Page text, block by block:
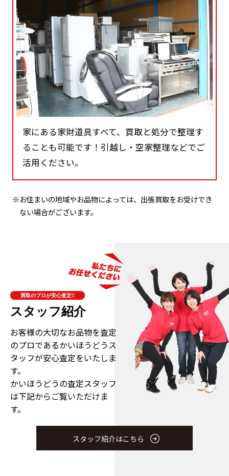
家にある家財道具すべて、買取と処分で整理す
ることも可能です！引越し・空家整理などでご
活用ください。
※お住まいの地域やお品物によっては、出張買取をお受けでき
ない場合がございます。
買取のプロが安心査定!!
スタッフ紹介
お客様の大切なお品物を査定
のプロであるかいほうどうス
タッフが安心査定をいたしま
す。
かいほうどうの査定スタッフ
は下記からご覧いただけま
す。
スタッフ紹介はこちら